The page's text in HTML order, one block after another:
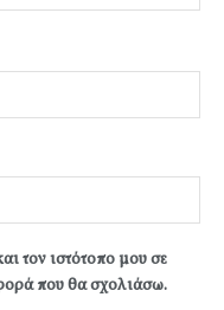
τον ιστότοπο μου σε
που θα σχολιάσω.